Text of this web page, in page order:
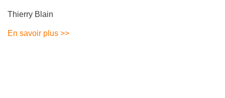
Thierry Blain
En savoir plus >>